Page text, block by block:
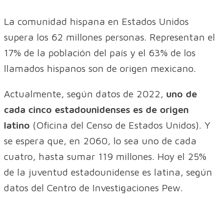
La comunidad hispana en Estados Unidos
supera los 62 millones personas. Representan el
17% de la población del país y el 63% de los
llamados hispanos son de origen mexicano.
Actualmente, según datos de 2022, uno de
cada cinco estadounidenses es de origen
latino (Oficina del Censo de Estados Unidos). Y
se espera que, en 2060, lo sea uno de cada
cuatro, hasta sumar 119 millones. Hoy el 25%
de la juventud estadounidense es latina, según
datos del Centro de Investigaciones Pew.